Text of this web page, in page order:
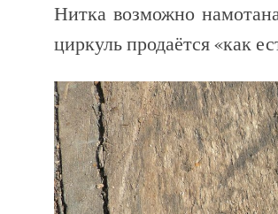
Нитка возможно
циркуль продаётся «как